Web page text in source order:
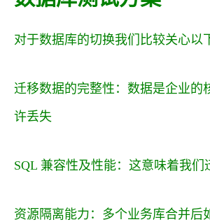
对于数据库的切换我们比较关心以
迁移数据的完整性：数据是企业的
许丢失
SQL 兼容性及性能：这意味着我们
资源隔离能力：多个业务库合并后